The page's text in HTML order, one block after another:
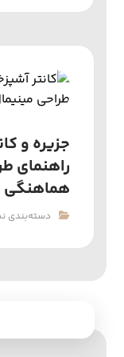
جزیره و
راهنمای
هماهنگی
دسته‌بندی